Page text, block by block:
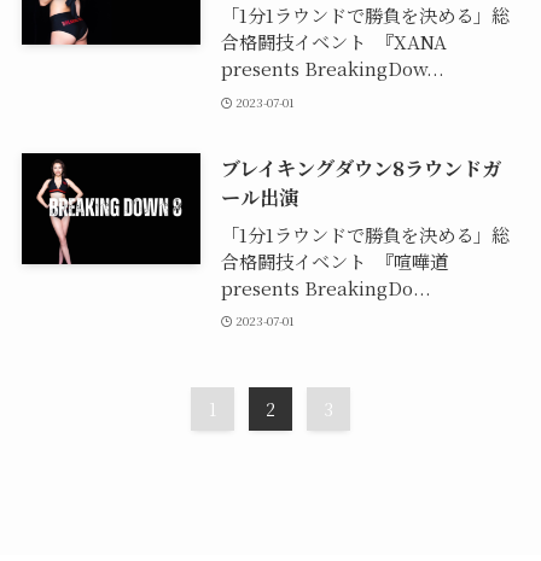
「1分1ラウンドで勝負を決める」総
合格闘技イベント 『XANA
presents BreakingDow...
2023-07-01
ブレイキングダウン8ラウンドガ
ール出演
「1分1ラウンドで勝負を決める」総
合格闘技イベント 『喧嘩道
presents BreakingDo...
2023-07-01
1 2 3